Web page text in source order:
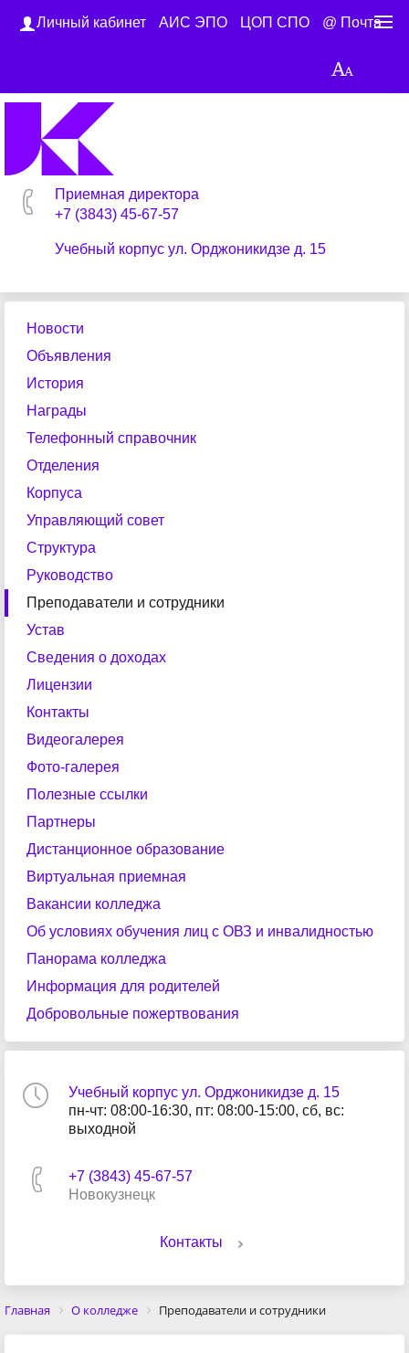
Личный кабинет АИС ЭПО ЦОП СПО @ Почта
Приемная директора
+7 (3843) 45-67-57
Учебный корпус ул. Орджоникидзе д. 15
Новости
Объявления
История
Награды
Телефонный справочник
Отделения
Корпуса
Управляющий совет
Структура
Руководство
Преподаватели и сотрудники
Устав
Сведения о доходах
Лицензии
Контакты
Видеогалерея
Фото-галерея
Полезные ссылки
Партнеры
Дистанционное образование
Виртуальная приемная
Вакансии колледжа
Об условиях обучения лиц с ОВЗ и инвалидностью
Панорама колледжа
Информация для родителей
Добровольные пожертвования
Учебный корпус ул. Орджоникидзе д. 15
пн-чт: 08:00-16:30, пт: 08:00-15:00, сб, вс:
выходной
+7 (3843) 45-67-57
Новокузнецк
Контакты
Главная О колледже Преподаватели и сотрудники